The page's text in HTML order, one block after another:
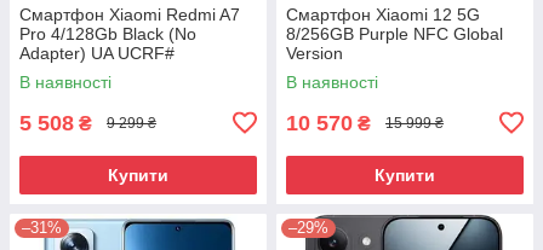
Смартфон Xiaomi Redmi A7
Pro 4/128Gb Black (No
Adapter) UA UCRF#
В наявності
5 508 ₴ 9 299 ₴
Купити
Смартфон Xiaomi 12 5G
8/256GB Purple NFC Global
Version
В наявності
10 570 ₴ 15 999 ₴
Купити
–31% –29%